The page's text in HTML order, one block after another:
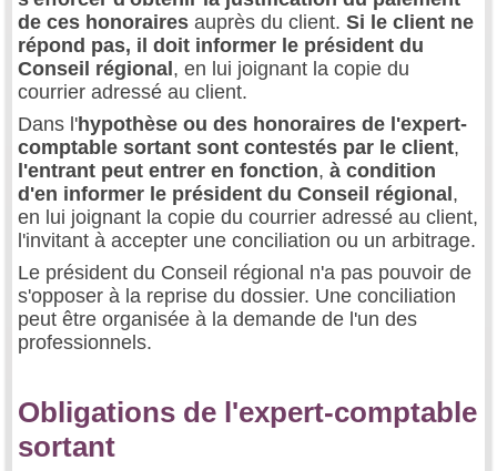
de ces honoraires auprès du client. Si le client ne
répond pas, il doit informer le président du
Conseil régional, en lui joignant la copie du
courrier adressé au client.
Dans l'hypothèse ou des honoraires de l'expert-
comptable sortant sont contestés par le client,
l'entrant peut entrer en fonction, à condition
d'en informer le président du Conseil régional,
en lui joignant la copie du courrier adressé au client,
l'invitant à accepter une conciliation ou un arbitrage.
Le président du Conseil régional n'a pas pouvoir de
s'opposer à la reprise du dossier. Une conciliation
peut être organisée à la demande de l'un des
professionnels.
Obligations de l'expert-comptable
sortant